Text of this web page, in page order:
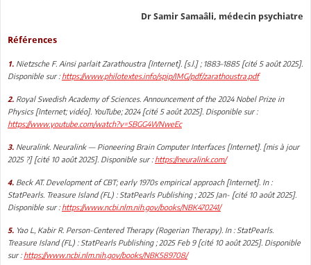
Dr Samir Samaâli, médecin psychiatre
Références
1. Nietzsche F. Ainsi parlait Zarathoustra [Internet]. [s.l.] ; 1883–1885 [cité 5 août 2025].
Disponible sur : https://www.philotextes.info/spip/IMG/pdf/zarathoustra.pdf
2. Royal Swedish Academy of Sciences. Announcement of the 2024 Nobel Prize in
Physics [Internet; vidéo]. YouTube; 2024 [cité 5 août 2025]. Disponible sur :
https://www.youtube.com/watch?v=SBGG4WNweEc
3. Neuralink. Neuralink — Pioneering Brain Computer Interfaces [Internet]. [mis à jour
2025 ?] [cité 10 août 2025]. Disponible sur : https://neuralink.com/
4. Beck AT. Development of CBT; early 1970s empirical approach [Internet]. In :
StatPearls. Treasure Island (FL) : StatPearls Publishing ; 2025 Jan- [cité 10 août 2025].
Disponible sur : https://www.ncbi.nlm.nih.gov/books/NBK470241/
5. Yao L, Kabir R. Person-Centered Therapy (Rogerian Therapy). In : StatPearls.
Treasure Island (FL) : StatPearls Publishing ; 2025 Feb 9 [cité 10 août 2025]. Disponible
sur : https://www.ncbi.nlm.nih.gov/books/NBK589708/